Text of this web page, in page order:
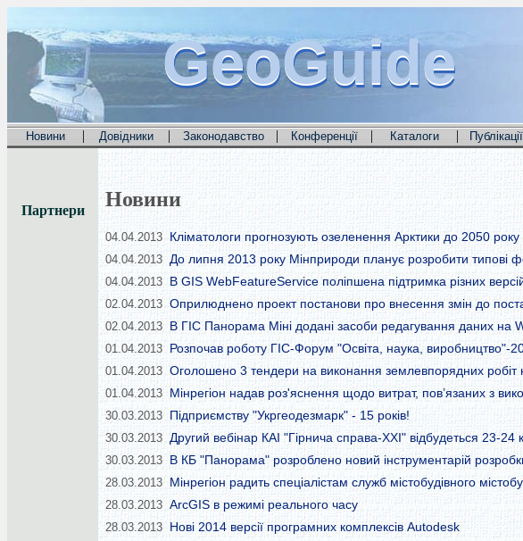
GeoGuide
GeoGuide
GeoGuide
Новини | Довідники | Законодавство | Конференції | Каталоги | Публікації
Партнери Новини
04.04.2013 Кліматологи прогнозують озеленення Арктики до 2050 року
04.04.2013 До липня 2013 року Мінприроди планує розробити типові
04.04.2013 В GIS WebFeatureService поліпшена підтримка різних
02.04.2013 Оприлюднено проект постанови про внесення змін до
02.04.2013 В ГІС Панорама Міні додані засоби редагування даних на
01.04.2013 Розпочав роботу ГІС-Форум "Освіта, наука, виробництво"-
01.04.2013 Оголошено 3 тендери на виконання землевпорядних робіт
01.04.2013 Мінрегіон надав роз'яснення щодо витрат, пов’язаних з
30.03.2013 Підприємству "Укргеодезмарк" - 15 років!
30.03.2013 Другий вебінар КАІ "Гірнича справа-ХХI" відбудеться 23-24
30.03.2013 В КБ "Панорама" розроблено новий інструментарій
28.03.2013 Мінрегіон радить спеціалістам служб містобудівного
28.03.2013 ArcGIS в режимі реального часу
28.03.2013 Нові 2014 версії програмних комплексів Autodesk